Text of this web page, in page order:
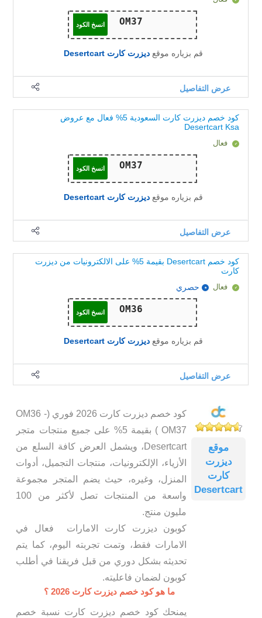
انسخ الكود
قم بزياره موقع ديزرت كارت Desertcart
عرض التفاصيل
كود خصم ديزرت كارت السعودية 5% فعال مع عروض
Desertcart Ksa
فعال
انسخ الكود
قم بزياره موقع ديزرت كارت Desertcart
عرض التفاصيل
كود خصم Desertcart بقيمة 5% على الالكترونيات من ديزرت
كارت
فعال حصري
انسخ الكود
قم بزياره موقع ديزرت كارت Desertcart
عرض التفاصيل
موقع
ديزرت
كارت
Desertcart
كود خصم ديزرت كارت 2026 فوري (OM36 -
OM37 ) بقيمة 5% على جميع منتجات متجر
Desertcart، ويشمل العرض كافة السلع من
الأزياء، الإلكترونيات، منتجات التجميل، أدوات
المنزل، وغيره، حيث يضم المتجر مجموعة
واسعة من المنتجات تصل لأكثر من 100
مليون منتج.
كوبون ديزرت كارت الامارات فعال في
الامارات فقط، وتمت تجربته اليوم، كما يتم
تحديثه بشكل دوري من قبل فريقنا في أطلب
كوبون لضمان فاعليته.
ما هو كود خصم ديزرت كارت 2026 ؟
يمنحك كود خصم ديزرت كارت نسبة خصم